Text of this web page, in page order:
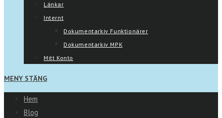
Länkar
Internt
Dokumentarkiv Funktionärer
Dokumentarkiv MPK
Mitt Konto
MENY STÄNG
Hem
Blog